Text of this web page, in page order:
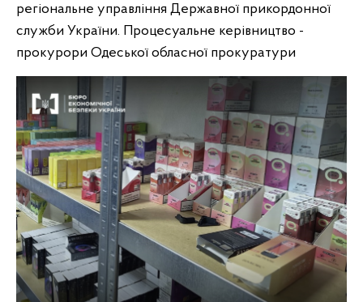
регіональне управління Державної прикордонної
служби України. Процесуальне керівництво -
прокурори Одеської обласної прокуратури